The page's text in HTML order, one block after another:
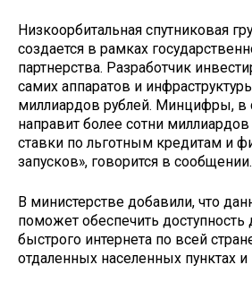
Низкоорбитальная спутниковая
создается в рамках
партнерства. Разработчик
самих аппаратов и
миллиардов рублей. Минцифры, в
направит более сотни
ставки по льготным кредитам и
запусков», говорится в сообщении.
В министерстве добавили, что
поможет обеспечить
быстрого интернета по всей
отдаленных населенных пунктах и